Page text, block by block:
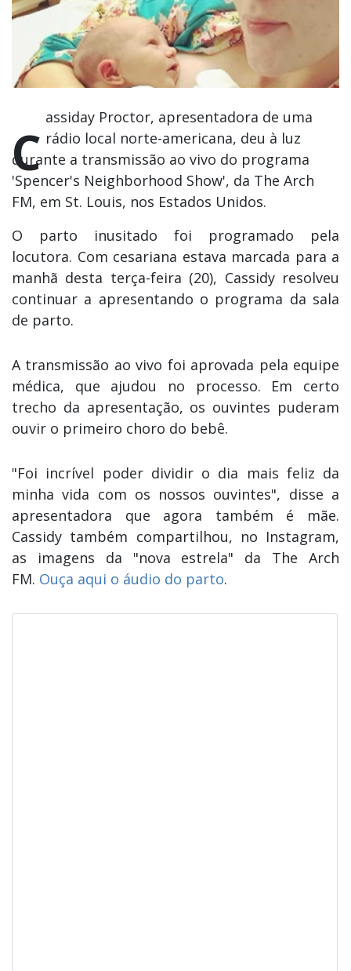
C
assiday Proctor, apresentadora de uma
rádio local norte-americana, deu à luz
durante a transmissão ao vivo do programa
'Spencer's Neighborhood Show', da The Arch
FM, em St. Louis, nos Estados Unidos.
O parto inusitado foi programado pela
locutora. Com cesariana estava marcada para a
manhã desta terça-feira (20), Cassidy resolveu
continuar a apresentando o programa da sala
de parto.
A transmissão ao vivo foi aprovada pela equipe
médica, que ajudou no processo. Em certo
trecho da apresentação, os ouvintes puderam
ouvir o primeiro choro do bebê.
"Foi incrível poder dividir o dia mais feliz da
minha vida com os nossos ouvintes", disse a
apresentadora que agora também é mãe.
Cassidy também compartilhou, no Instagram,
as imagens da "nova estrela" da The Arch
FM. Ouça aqui o áudio do parto.